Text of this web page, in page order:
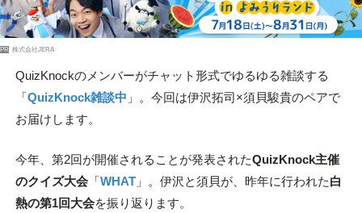
PR 株式会社JERA
QuizKnockのメンバーがチャット形式でゆるゆる雑談する
「QuizKnock雑談中 」。今回は伊沢拓司×須貝駿貴のペアで
お届けします。
今年、第2回が開催されることが発表されたQuizKnock主催
のクイズ大会「WHAT」。伊沢と須貝が、昨年に行われた白
熱の第1回大会を振り返ります。